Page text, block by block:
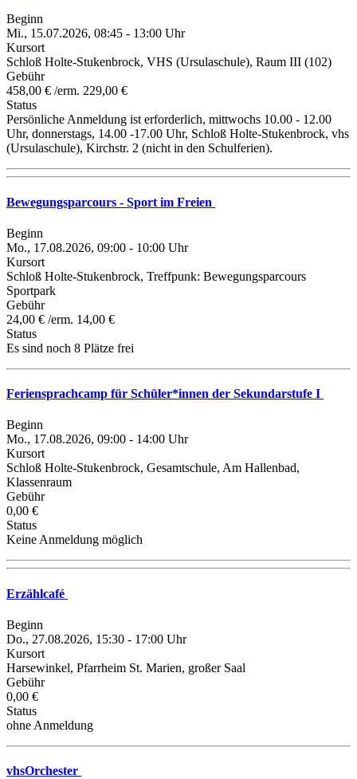
Beginn
Mi., 15.07.2026, 08:45 - 13:00 Uhr
Kursort
Schloß Holte-Stukenbrock, VHS (Ursulaschule), Raum III (102)
Gebühr
458,00 € /erm. 229,00 €
Status
Persönliche Anmeldung ist erforderlich, mittwochs 10.00 - 12.00
Uhr, donnerstags, 14.00 -17.00 Uhr, Schloß Holte-Stukenbrock, vhs
(Ursulaschule), Kirchstr. 2 (nicht in den Schulferien).
Bewegungsparcours - Sport im Freien
Beginn
Mo., 17.08.2026, 09:00 - 10:00 Uhr
Kursort
Schloß Holte-Stukenbrock, Treffpunk: Bewegungsparcours
Sportpark
Gebühr
24,00 € /erm. 14,00 €
Status
Es sind noch 8 Plätze frei
Feriensprachcamp für Schüler*innen der Sekundarstufe I
Beginn
Mo., 17.08.2026, 09:00 - 14:00 Uhr
Kursort
Schloß Holte-Stukenbrock, Gesamtschule, Am Hallenbad,
Klassenraum
Gebühr
0,00 €
Status
Keine Anmeldung möglich
Erzählcafé
Beginn
Do., 27.08.2026, 15:30 - 17:00 Uhr
Kursort
Harsewinkel, Pfarrheim St. Marien, großer Saal
Gebühr
0,00 €
Status
ohne Anmeldung
vhsOrchester